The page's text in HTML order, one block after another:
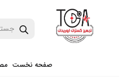
صفحه نخست